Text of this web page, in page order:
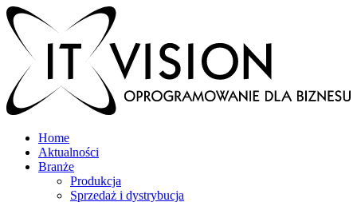
Home
Aktualności
Branże
Produkcja
Sprzedaż i dystrybucja